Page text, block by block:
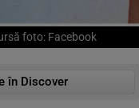
foto: Facebook
în Discover